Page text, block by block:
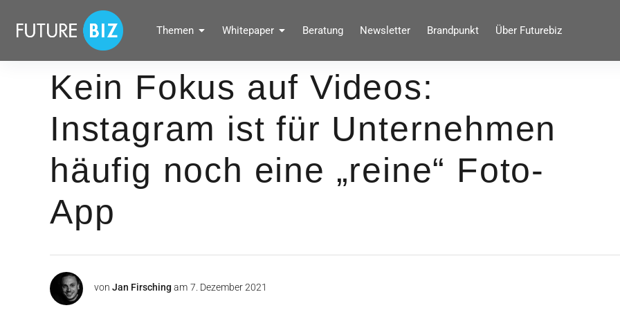
überspringen
FUTUREBIZ
Social Media Marketing Blog für Unternehmen by BRANDPUNKT
Themen Whitepaper Beratung Newsletter Brandpunkt Über Futurebiz
Kein Fokus auf Videos:
Instagram ist für Unternehmen
häufig noch eine „reine“ Foto-
App
von Jan Firsching am 7. Dezember 2021